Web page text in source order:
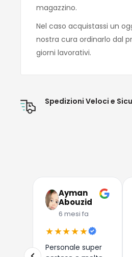
magazzino.
Nel caso acquistassi un
nostra cura ordinarlo dal
giorni lavorativi.
Spedizioni Veloci e
Ayman
Abouzid
6 mesi fa
★★★★★
Personale super